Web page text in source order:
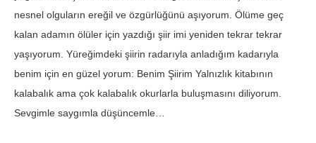
nesnel olguların ereğil ve özgürlüğünü aşıyorum. Ölüme geç
kalan adamın ölüler için yazdığı şiir imi yeniden tekrar tekrar
yaşıyorum. Yüreğimdeki şiirin radarıyla anladığım kadarıyla
benim için en güzel yorum: Benim Şiirim Yalnızlık kitabının
kalabalık ama çok kalabalık okurlarla buluşmasını diliyorum.
Sevgimle saygımla düşüncemle…